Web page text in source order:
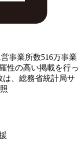
事業所数516万事業
性の高い掲載を行っ
、総務省統計局サ